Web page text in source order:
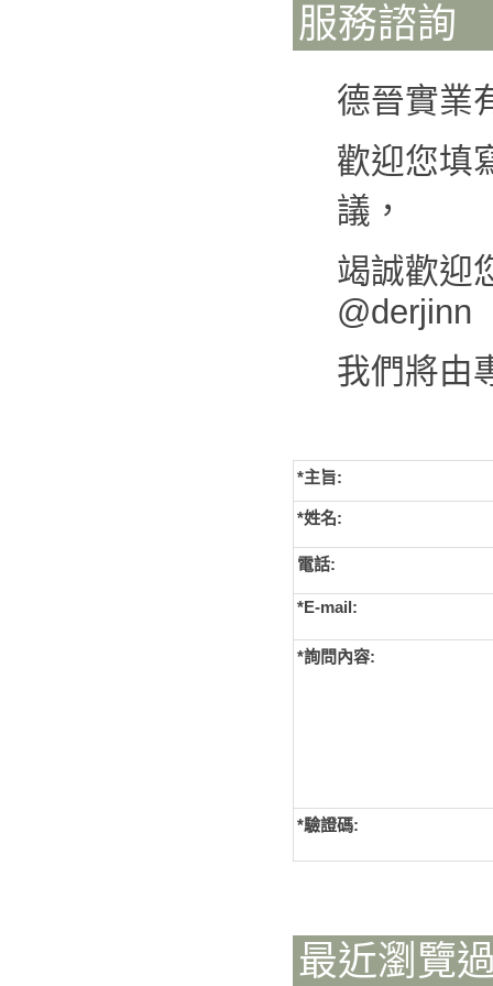
服務諮詢
德晉實業
歡迎您填
議，
竭誠歡迎
@derjinn
我們將由
*主旨:
*姓名:
電話:
*E-mail:
*詢問內容:
*驗證碼:
最近瀏覽